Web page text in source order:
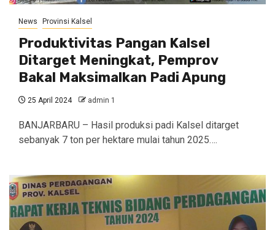
News Provinsi Kalsel
Produktivitas Pangan Kalsel
Ditarget Meningkat, Pemprov
Bakal Maksimalkan Padi Apung
25 April 2024 admin 1
BANJARBARU – Hasil produksi padi Kalsel ditarget
sebanyak 7 ton per hektare mulai tahun 2025….